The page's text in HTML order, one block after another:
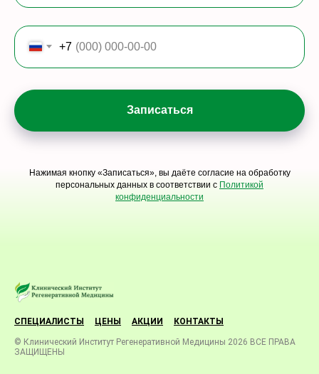
+7
Запиcаться
Нажимая кнопку «Записаться», вы даёте согласие на обработку
персональных данных в соответствии с Политикой
конфиденциальности
СПЕЦИАЛИСТЫ ЦЕНЫ АКЦИИ КОНТАКТЫ
© Клинический Институт Регенеративной Медицины 2026 ВСЕ ПРАВА
ЗАЩИЩЕНЫ